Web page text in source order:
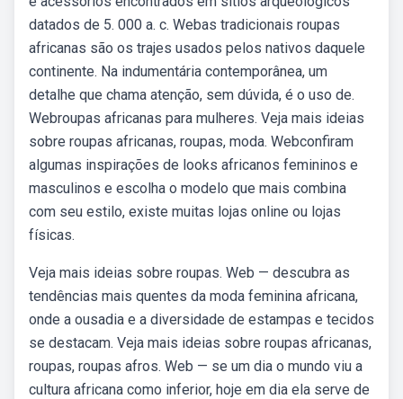
datados de 5. 000 a. c. Webas tradicionais roupas
africanas são os trajes usados pelos nativos daquele
continente. Na indumentária contemporânea, um
detalhe que chama atenção, sem dúvida, é o uso de.
Webroupas africanas para mulheres. Veja mais ideias
sobre roupas africanas, roupas, moda. Webconfiram
algumas inspirações de looks africanos femininos e
masculinos e escolha o modelo que mais combina
com seu estilo, existe muitas lojas online ou lojas
físicas.
Veja mais ideias sobre roupas. Web — descubra as
tendências mais quentes da moda feminina africana,
onde a ousadia e a diversidade de estampas e tecidos
se destacam. Veja mais ideias sobre roupas africanas,
roupas, roupas afros. Web — se um dia o mundo viu a
cultura africana como inferior, hoje em dia ela serve de